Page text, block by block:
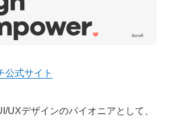
公式サイト
UXデザインのパイオニアとして、